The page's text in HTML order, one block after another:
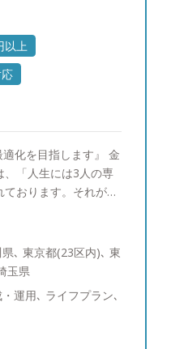
以上
化を目指します』 金
、「人生には3人の専
おります。それが、
お金の専門家とし
「誠実と勤勉」です。
ったら」という視点
の知識のアップデー
の情報収集にも力を
運用の仕組みや長期
運用の知識をお客様
､ 東京都(23区内)､ 東
玉県
運用､ ライフプラン､